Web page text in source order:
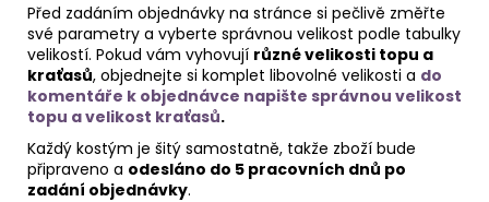
Před zadáním objednávky na stránce si pečlivě změřte
své parametry a vyberte správnou velikost podle tabulky
velikostí. Pokud vám vyhovují různé velikosti topu a
kraťasů, objednejte si komplet libovolné velikosti a do
komentáře k objednávce napište správnou velikost
topu a velikost kraťasů.
Každý kostým je šitý samostatně, takže zboží bude
připraveno a odesláno do 5 pracovních dnů po
zadání objednávky.